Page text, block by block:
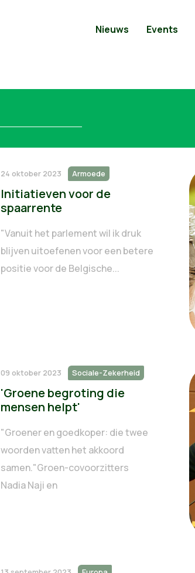
Nieuws Events
24 oktober 2023 Armoede
Initiatieven voor de
spaarrente
"Vanuit het parlement wil ik druk
blijven uitoefenen voor een betere
positie voor de Belgische...
09 oktober 2023 Sociale-Zekerheid
'Groene begroting die
mensen helpt'
"Groener en goedkoper: die twee
woorden vatten het akkoord
samen."Groen-covoorzitters
Nadia Naji en